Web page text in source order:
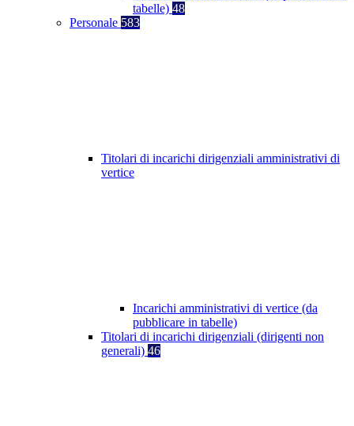
tabelle) 48
Personale 583
Titolari di incarichi dirigenziali amministrativi di
vertice
Incarichi amministrativi di vertice (da
pubblicare in tabelle)
Titolari di incarichi dirigenziali (dirigenti non
generali) 46